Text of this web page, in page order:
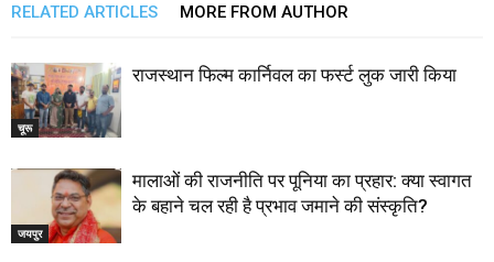
RELATED ARTICLES MORE FROM AUTHOR
चूरू
राजस्थान फिल्म कार्निवल का फर्स्ट लुक जारी किया
जयपुर
मालाओं की राजनीति पर पूनिया का प्रहार: क्या स्वागत
के बहाने चल रही है प्रभाव जमाने की संस्कृति?